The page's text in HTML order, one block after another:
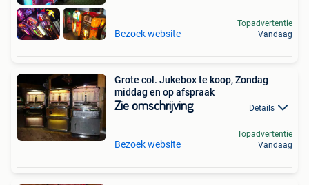
Bezoek website
Topadvertentie
Vandaag
Grote col. Jukebox te koop, Zondag
middag en op afspraak
Zie omschrijving Details
Bezoek website
Topadvertentie
Vandaag